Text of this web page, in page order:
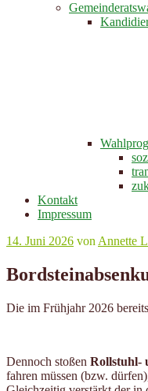
Kontakt
Impressum
Veröffentlicht
14. Juni 2026 von Annette
Die im Frühjahr 2026
Dennoch stoßen Rollstuhl-
fahren müssen (bzw.